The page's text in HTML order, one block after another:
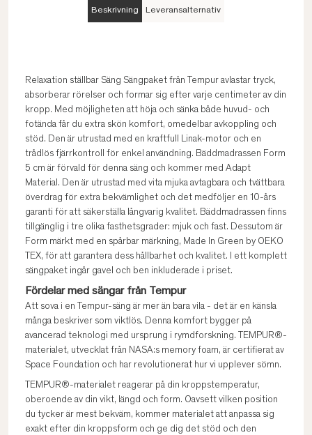
Beskrivning Leveransalternativ
Relaxation ställbar Säng Sängpaket från Tempur avlastar tryck,
absorberar rörelser och formar sig efter varje centimeter av din
kropp. Med möjligheten att höja och sänka både huvud- och
fotända får du extra skön komfort, omedelbar avkoppling och
stöd. Den är utrustad med en kraftfull Linak-motor och en
trådlös fjärrkontroll för enkel användning. Bäddmadrassen Form
5 cm är förvald för denna säng och kommer med Adapt
Material. Den är utrustad med vita mjuka avtagbara och tvättbara
överdrag för extra bekvämlighet och det medföljer en 10-års
garanti för att säkerställa långvarig kvalitet. Bäddmadrassen finns
tillgänglig i tre olika fasthetsgrader: mjuk och fast. Dessutom är
Form märkt med en spårbar märkning, Made In Green by OEKO
TEX, för att garantera dess hållbarhet och kvalitet. I ett komplett
sängpaket ingår gavel och ben inkluderade i priset.
Fördelar med sängar från Tempur
Att sova i en Tempur-säng är mer än bara vila - det är en känsla
många beskriver som viktlös. Denna komfort bygger på
avancerad teknologi med ursprung i rymdforskning. TEMPUR®-
materialet, utvecklat från NASA:s memory foam, är certifierat av
Space Foundation och har revolutionerat hur vi upplever sömn.
TEMPUR®-materialet reagerar på din kroppstemperatur,
oberoende av din vikt, längd och form. Oavsett vilken position
du tycker är mest bekväm, kommer materialet att anpassa sig
exakt efter din kroppsform och ge dig det stöd och den